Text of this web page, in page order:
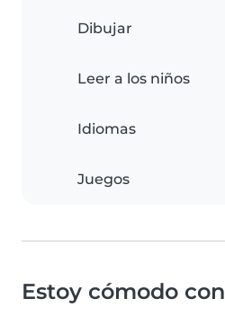
Dibujar
Leer a los niños
Idiomas
Juegos
Estoy cómodo con